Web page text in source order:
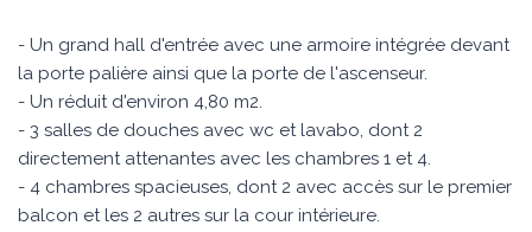
- Un grand hall d'entrée avec une armoire intégrée devant
la porte palière ainsi que la porte de l'ascenseur.
- Un réduit d'environ 4,80 m2.
- 3 salles de douches avec wc et lavabo, dont 2
directement attenantes avec les chambres 1 et 4.
- 4 chambres spacieuses, dont 2 avec accès sur le premier
balcon et les 2 autres sur la cour intérieure.